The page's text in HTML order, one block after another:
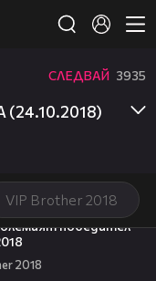
VIP Brother 2018
СЛЕДВАЙ 3935
(24.10.2018)
победител
2018